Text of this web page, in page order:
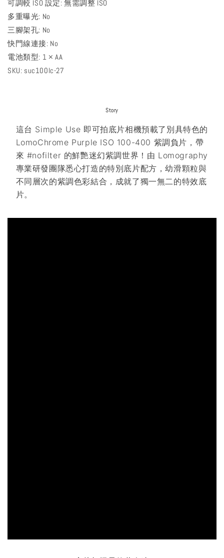
可調較 ISO 設定: 無需調整 ISO
多重曝光: No
三腳架孔: No
快門線連接: No
電池類型: 1 × AA
SKU: suc100lc-27
Story
這台 Simple Use 即可拍底片相機預載了別具特色的
LomoChrome Purple ISO 100-400 紫調負片，帶
來 #nofilter 的鮮艷迷幻紫調世界！由 Lomography
專業研發團隊悉心打造的特別底片配方，幼滑顆粒與
不同層次的紫調色彩結合，成就了獨一無二的特效底
片。